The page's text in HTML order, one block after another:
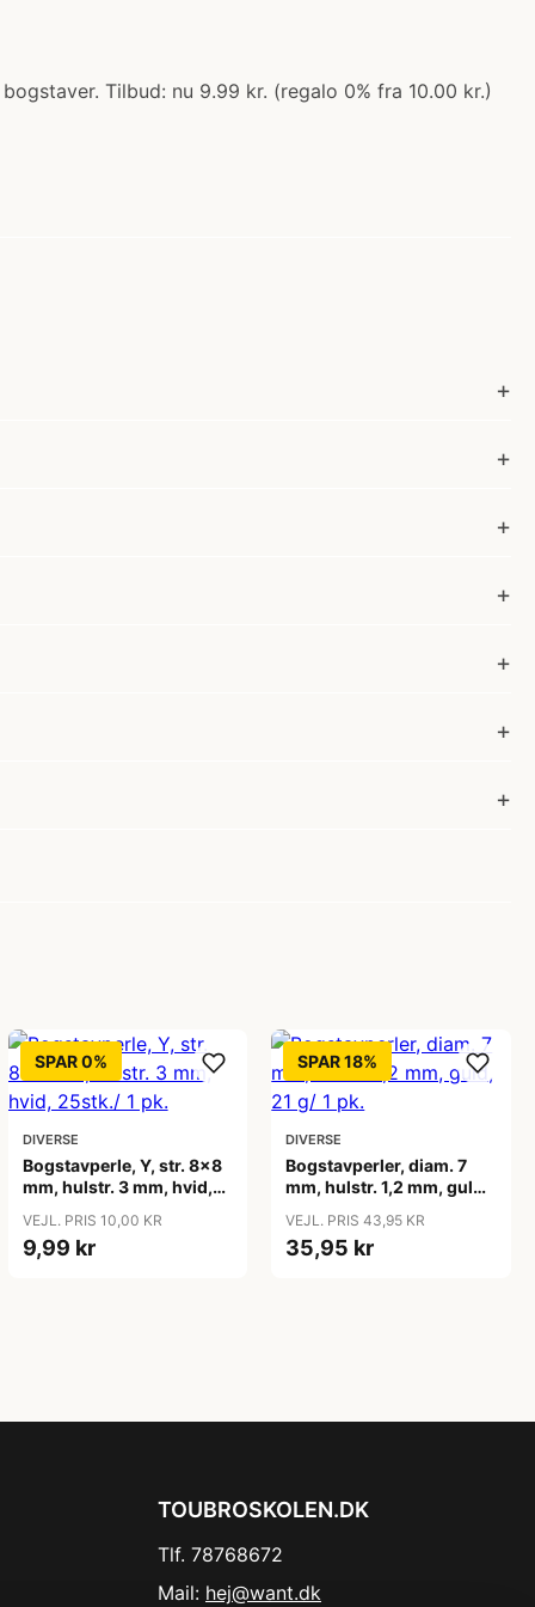
Tilbud: nu 9.99 kr. (regalo 0% fra 10.00 kr.)
SPAR 0%
DIVERSE
Bogstavperle, Y, str. 8x8
mm, hulstr. 3 mm, hvid,
VEJL. PRIS 10,00 KR
9,99 kr
SPAR 18%
DIVERSE
Bogstavperler, diam. 7
mm, hulstr. 1,2 mm, guld,
VEJL. PRIS 43,95 KR
35,95 kr
TOUBROSKOLEN.DK
Tlf. 78768672
Mail: hej@want.dk